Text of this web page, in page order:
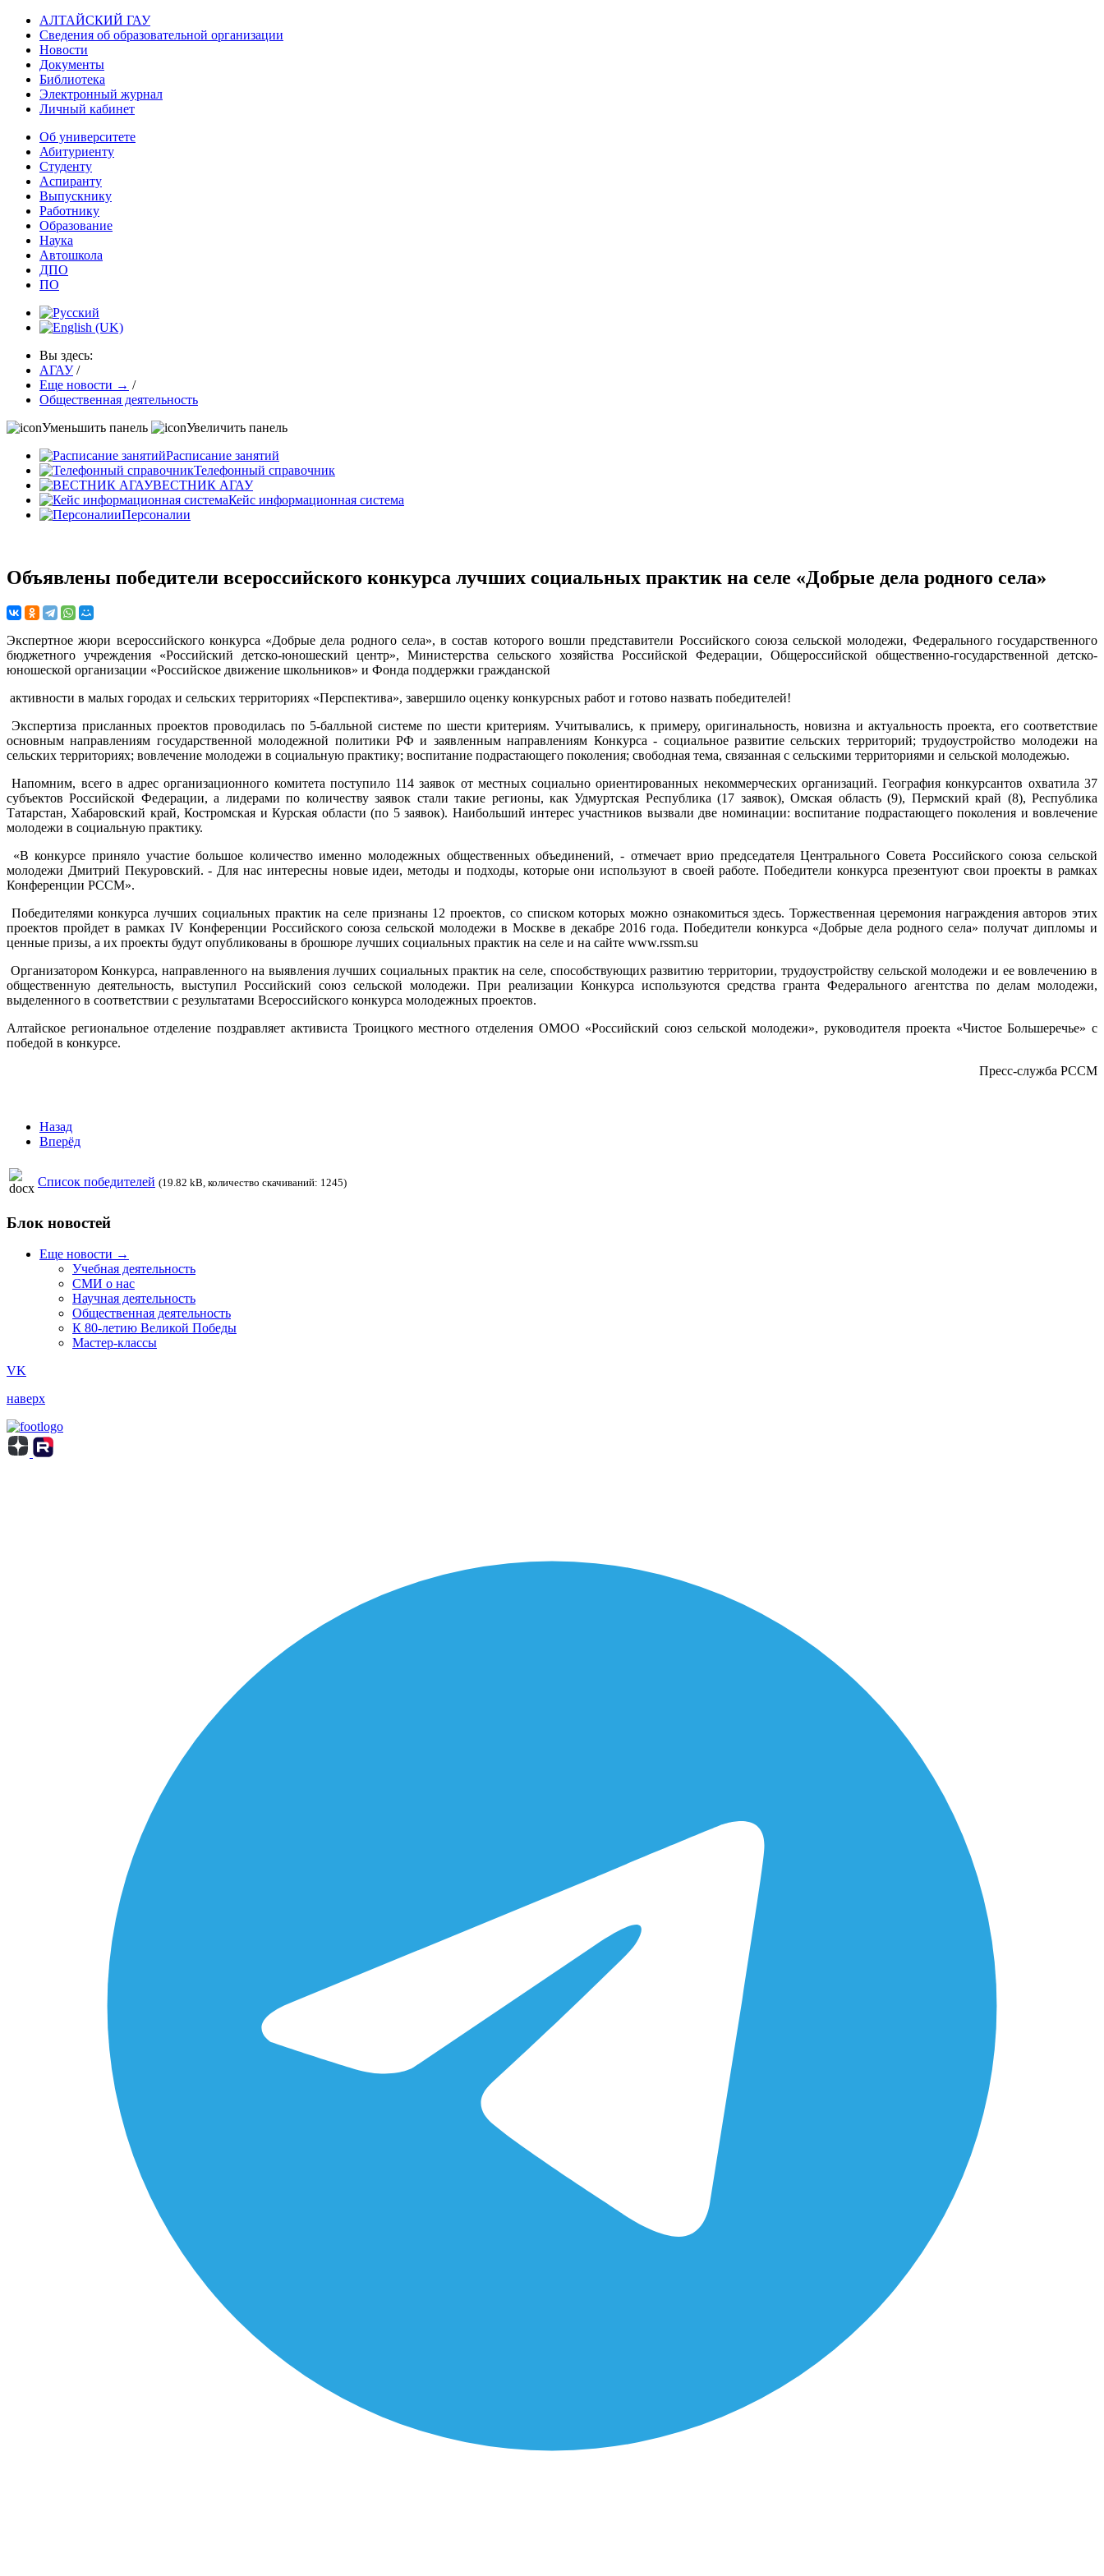
АЛТАЙСКИЙ ГАУ
Сведения об образовательной организации
Новости
Документы
Библиотека
Электронный журнал
Личный кабинет
Об университете
Абитуриенту
Студенту
Аспиранту
Выпускнику
Работнику
Образование
Наука
Автошкола
ДПО
ПО
Вы здесь:
АГАУ /
Еще новости → /
Общественная деятельность
Уменьшить панель
Увеличить панель
Расписание занятий
Телефонный справочник
ВЕСТНИК АГАУ
Кейс информационная система
Персоналии
Объявлены победители всероссийского конкурса лучших социальных практик на селе «Добрые дела родного села»
Экспертное жюри всероссийского конкурса «Добрые дела родного села», в состав которого вошли представители Российского союза сельской молодежи, Федерального государственного
бюджетного учреждения «Российский детско-юношеский центр», Министерства сельского хозяйства Российской Федерации, Общероссийской общественно-государственной детско-
юношеской организации «Российское движение школьников» и Фонда поддержки гражданской
активности в малых городах и сельских территориях «Перспектива», завершило оценку конкурсных работ и готово назвать победителей!
Экспертиза присланных проектов проводилась по 5-балльной системе по шести критериям. Учитывались, к примеру, оригинальность, новизна и актуальность проекта, его соответствие
основным направлениям государственной молодежной политики РФ и заявленным направлениям Конкурса - социальное развитие сельских территорий; трудоустройство молодежи на
сельских территориях; вовлечение молодежи в социальную практику; воспитание подрастающего поколения; свободная тема, связанная с сельскими территориями и сельской молодежью.
Напомним, всего в адрес организационного комитета поступило 114 заявок от местных социально ориентированных некоммерческих организаций. География конкурсантов охватила 37
субъектов Российской Федерации, а лидерами по количеству заявок стали такие регионы, как Удмуртская Республика (17 заявок), Омская область (9), Пермский край (8), Республика
Татарстан, Хабаровский край, Костромская и Курская области (по 5 заявок). Наибольший интерес участников вызвали две номинации: воспитание подрастающего поколения и вовлечение
молодежи в социальную практику.
«В конкурсе приняло участие большое количество именно молодежных общественных объединений, - отмечает врио председателя Центрального Совета Российского союза сельской
молодежи Дмитрий Пекуровский. - Для нас интересны новые идеи, методы и подходы, которые они используют в своей работе. Победители конкурса презентуют свои проекты в рамках
Конференции РССМ».
Победителями конкурса лучших социальных практик на селе признаны 12 проектов, со списком которых можно ознакомиться здесь. Торжественная церемония награждения авторов этих
проектов пройдет в рамках IV Конференции Российского союза сельской молодежи в Москве в декабре 2016 года. Победители конкурса «Добрые дела родного села» получат дипломы и
ценные призы, а их проекты будут опубликованы в брошюре лучших социальных практик на селе и на сайте www.rssm.su
Организатором Конкурса, направленного на выявления лучших социальных практик на селе, способствующих развитию территории, трудоустройству сельской молодежи и ее вовлечению в
общественную деятельность, выступил Российский союз сельской молодежи. При реализации Конкурса используются средства гранта Федерального агентства по делам молодежи,
выделенного в соответствии с результатами Всероссийского конкурса молодежных проектов.
Алтайское региональное отделение поздравляет активиста Троицкого местного отделения ОМОО «Российский союз сельской молодежи», руководителя проекта «Чистое Большеречье» с
победой в конкурсе.
Пресс-служба РССМ
Назад
Вперёд
Список победителей (19.82 kB, количество скачиваний: 1245)
Блок новостей
Еще новости →
Учебная деятельность
СМИ о нас
Научная деятельность
Общественная деятельность
К 80-летию Великой Победы
Мастер-классы
VK
наверх